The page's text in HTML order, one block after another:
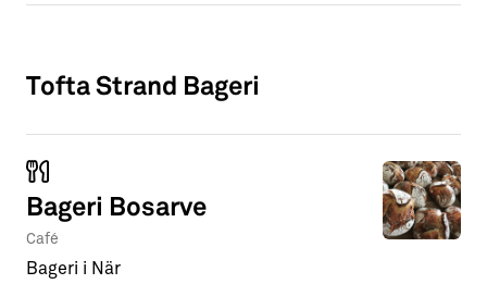
Tofta Strand Bageri
Bageri Bosarve
Café
Bageri i När